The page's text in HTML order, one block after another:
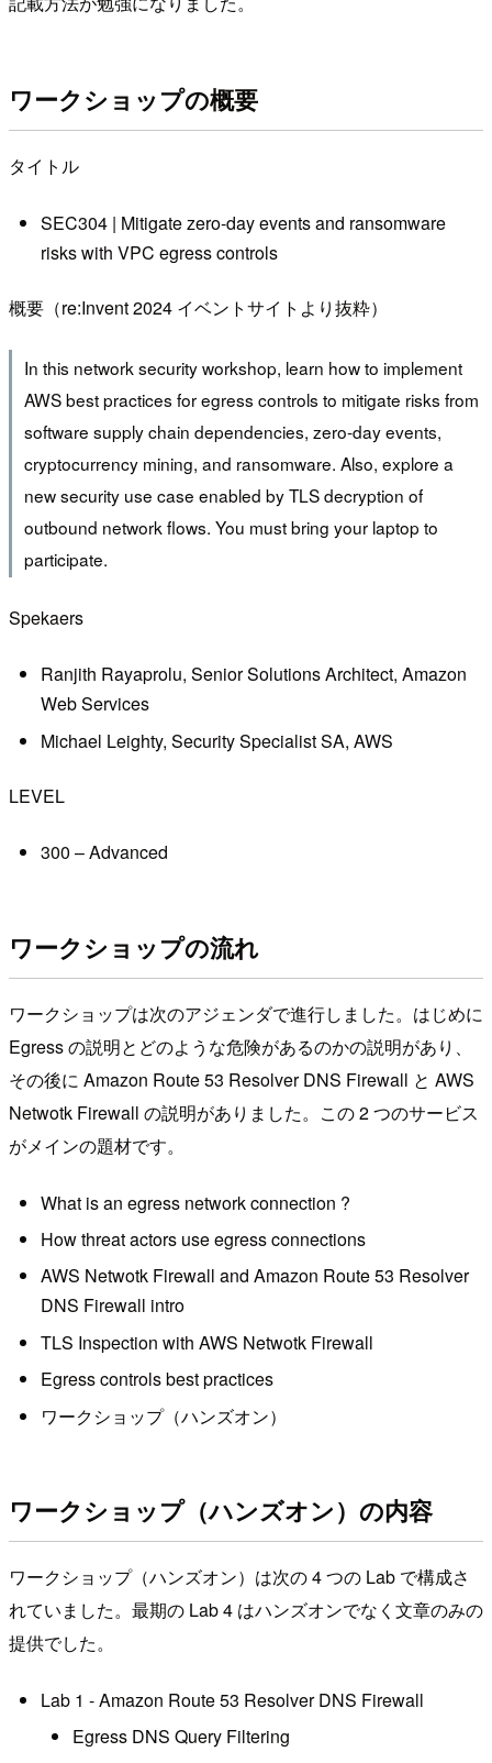
ワークショップの概要
タイトル
SEC304 | Mitigate zero-day events and ransomware
risks with VPC egress controls
概要（re:Invent 2024 イベントサイトより抜粋）
In this network security workshop, learn how to implement
AWS best practices for egress controls to mitigate risks from
software supply chain dependencies, zero-day events,
cryptocurrency mining, and ransomware. Also, explore a
new security use case enabled by TLS decryption of
outbound network flows. You must bring your laptop to
participate.
Spekaers
Ranjith Rayaprolu, Senior Solutions Architect, Amazon
Web Services
Michael Leighty, Security Specialist SA, AWS
LEVEL
300 – Advanced
ワークショップの流れ
ワークショップは次のアジェンダで進行しました。はじめに
Egress の説明とどのような危険があるのかの説明があり、
その後に Amazon Route 53 Resolver DNS Firewall と AWS
Netwotk Firewall の説明がありました。この 2 つのサービス
がメインの題材です。
What is an egress network connection ?
How threat actors use egress connections
AWS Netwotk Firewall and Amazon Route 53 Resolver
DNS Firewall intro
TLS Inspection with AWS Netwotk Firewall
Egress controls best practices
ワークショップ（ハンズオン）
ワークショップ（ハンズオン）の内容
ワークショップ（ハンズオン）は次の 4 つの Lab で構成さ
れていました。最期の Lab 4 はハンズオンでなく文章のみの
提供でした。
Lab 1 - Amazon Route 53 Resolver DNS Firewall
Egress DNS Query Filtering